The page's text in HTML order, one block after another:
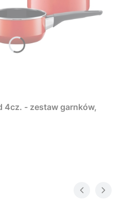
4cz. - zestaw garnków,